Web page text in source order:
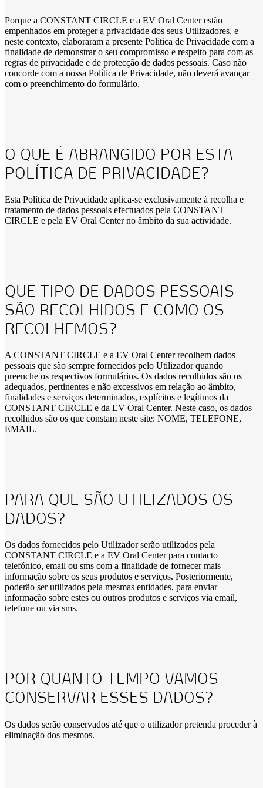
Porque a CONSTANT CIRCLE e a EV Oral Center estão
empenhados em proteger a privacidade dos seus Utilizadores, e
neste contexto, elaboraram a presente Política de Privacidade com a
finalidade de demonstrar o seu compromisso e respeito para com as
regras de privacidade e de protecção de dados pessoais. Caso não
concorde com a nossa Política de Privacidade, não deverá avançar
com o preenchimento do formulário.
O QUE É ABRANGIDO POR ESTA
POLÍTICA DE PRIVACIDADE?
Esta Política de Privacidade aplica-se exclusivamente à recolha e
tratamento de dados pessoais efectuados pela CONSTANT
CIRCLE e pela EV Oral Center no âmbito da sua actividade.
QUE TIPO DE DADOS PESSOAIS
SÃO RECOLHIDOS E COMO OS
RECOLHEMOS?
A CONSTANT CIRCLE e a EV Oral Center recolhem dados
pessoais que são sempre fornecidos pelo Utilizador quando
preenche os respectivos formulários. Os dados recolhidos são os
adequados, pertinentes e não excessivos em relação ao âmbito,
finalidades e serviços determinados, explícitos e legítimos da
CONSTANT CIRCLE e da EV Oral Center. Neste caso, os dados
recolhidos são os que constam neste site: NOME, TELEFONE,
EMAIL.
PARA QUE SÃO UTILIZADOS OS
DADOS?
Os dados fornecidos pelo Utilizador serão utilizados pela
CONSTANT CIRCLE e a EV Oral Center para contacto
telefónico, email ou sms com a finalidade de fornecer mais
informação sobre os seus produtos e serviços. Posteriormente,
poderão ser utilizados pela mesmas entidades, para enviar
informação sobre estes ou outros produtos e serviços via email,
telefone ou via sms.
POR QUANTO TEMPO VAMOS
CONSERVAR ESSES DADOS?
Os dados serão conservados até que o utilizador pretenda proceder à
eliminação dos mesmos.